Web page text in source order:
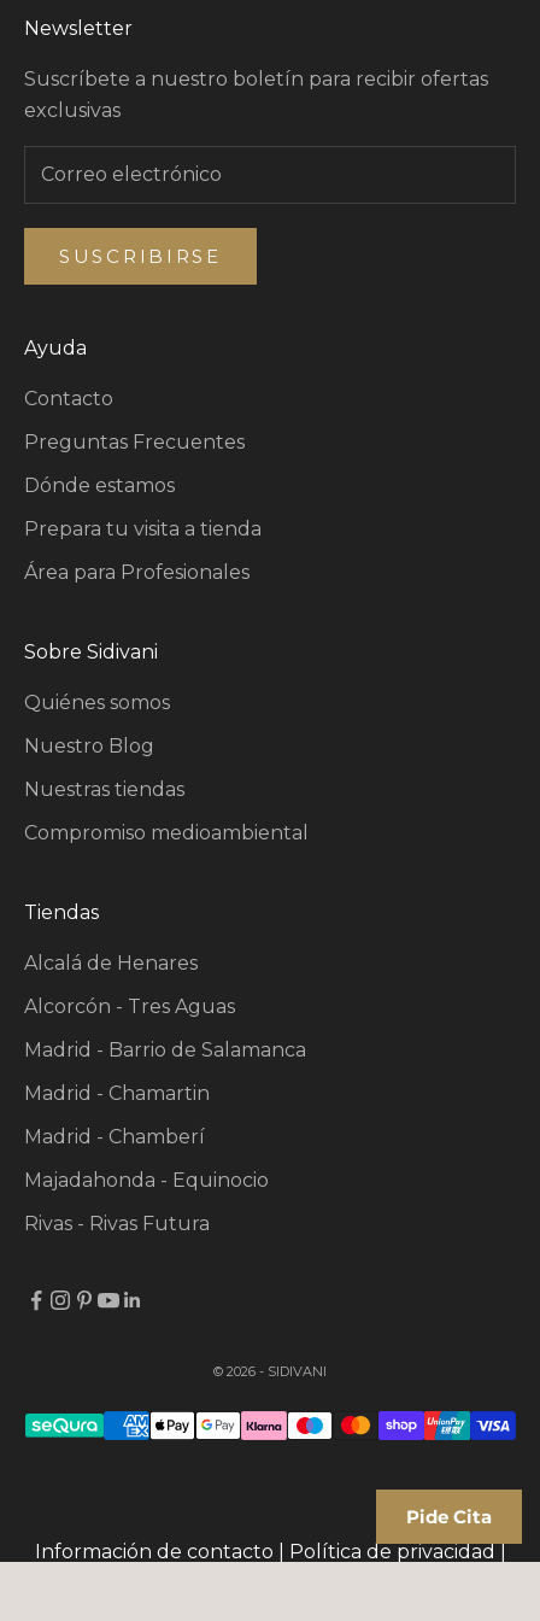
Newsletter
Suscríbete a nuestro boletín para recibir ofertas
exclusivas
SUSCRIBIRSE
Ayuda
Contacto
Preguntas Frecuentes
Dónde estamos
Prepara tu visita a tienda
Área para Profesionales
Sobre Sidivani
Quiénes somos
Nuestro Blog
Nuestras tiendas
Compromiso medioambiental
Tiendas
Alcalá de Henares
Alcorcón - Tres Aguas
Madrid - Barrio de Salamanca
Madrid - Chamartin
Madrid - Chamberí
Majadahonda - Equinocio
Rivas - Rivas Futura
© 2026 - SIDIVANI
Información de contacto Política de privacidad
Pide Cita